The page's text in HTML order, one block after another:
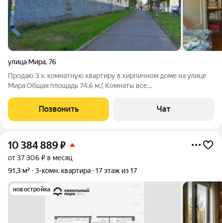
улица Мира,76
Продаю 3 х. комнатную квартиру в кирпичном доме на улице
Мира Общая площадь 74,6 м.( Комнаты все
стороны 2 окна на одну,2 окна на другую сторону, кухня 7.7м.,
раздельный сан.узел.,просторный большой
Позвонить Чат
10 384 889₽
от 37 306 ₽ в месяц
91,3 м²
3-комн. квартира 17 этаж из 17
новостройка